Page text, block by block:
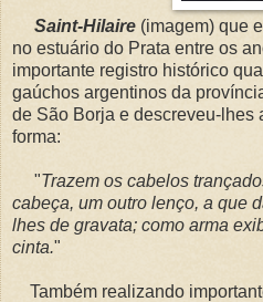
Saint-Hilaire (imagem) que
no estuário do Prata entre os
importante registro histórico
gaúchos argentinos da
de São Borja e descreveu-lhes
forma:
"Trazem os cabelos
cabeça, um outro lenço, a que
lhes de gravata; como arma
cinta."
Também realizando